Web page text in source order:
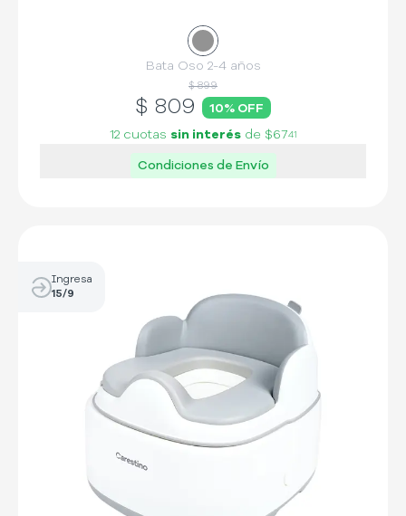
Bata Oso 2-4 años
$ 899
$ 809 10% OFF
12 cuotas sin interésde $6741
Condiciones de Envío
Ingresa
15/9